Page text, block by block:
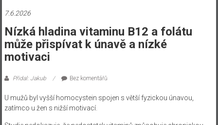
7.6.2026
Nízká hladina vitaminu B12 a folátu
může přispívat k únavě a nízké
motivaci
Přidal: Jakub Bez komentářů
U mužů byl vyšší homocystein spojen s větší fyzickou únavou,
zatímco u žen s nižší motivací.